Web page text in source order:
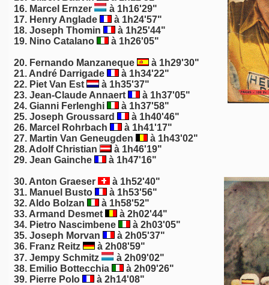
16. Marcel Ernzer
à 1h16'29"
17. Henry Anglade
à 1h24'57"
18. Joseph Thomin
à 1h25'44"
19. Nino Catalano à 1h26'05"
20. Fernando Manzaneque
à 1h29'30"
21. André Darrigade
à 1h34'22"
22. Piet Van Est
à 1h35'37"
23. Jean-Claude Annaert
à 1h37'05"
24. Gianni Ferlenghi
à 1h37'58"
25. Joseph Groussard
à 1h40'46"
26. Marcel Rohrbach
à 1h41'17"
27. Martin Van Geneugden
à 1h43'02"
28. Adolf Christian
à 1h46'19"
29. Jean Gainche à 1h47'16"
30. Anton Graeser
à 1h52'40"
31. Manuel Busto
à 1h53'56"
32. Aldo Bolzan
à 1h58'52"
33. Armand Desmet
à 2h02'44"
34. Pietro Nascimbene
à 2h03'05"
35. Joseph Morvan
à 2h05'37"
36. Franz Reitz
à 2h08'59"
37. Jempy Schmitz
à 2h09'02"
38. Emilio Bottecchia
à 2h09'26"
39. Pierre Polo
à 2h14'08"